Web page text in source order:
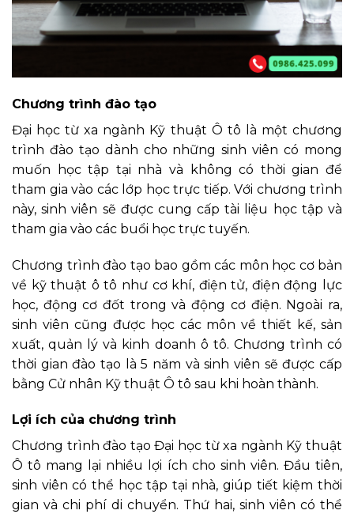
Chương trình đào tạo
Đại học từ xa ngành Kỹ thuật Ô tô là một chương
trình đào tạo dành cho những sinh viên có mong
muốn học tập tại nhà và không có thời gian để
tham gia vào các lớp học trực tiếp. Với chương trình
này, sinh viên sẽ được cung cấp tài liệu học tập và
tham gia vào các buổi học trực tuyến.
Chương trình đào tạo bao gồm các môn học cơ bản
về kỹ thuật ô tô như cơ khí, điện tử, điện động lực
học, động cơ đốt trong và động cơ điện. Ngoài ra,
sinh viên cũng được học các môn về thiết kế, sản
xuất, quản lý và kinh doanh ô tô. Chương trình có
thời gian đào tạo là 5 năm và sinh viên sẽ được cấp
bằng Cử nhân Kỹ thuật Ô tô sau khi hoàn thành.
Lợi ích của chương trình
Chương trình đào tạo Đại học từ xa ngành Kỹ thuật
Ô tô mang lại nhiều lợi ích cho sinh viên. Đầu tiên,
sinh viên có thể học tập tại nhà, giúp tiết kiệm thời
gian và chi phí di chuyển. Thứ hai, sinh viên có thể